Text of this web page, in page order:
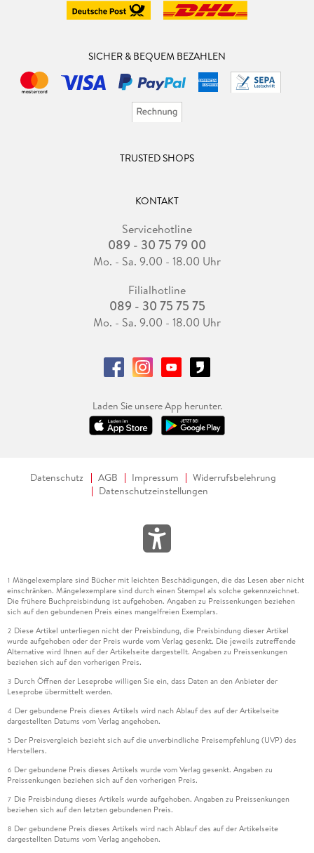
SICHER & BEQUEM BEZAHLEN
TRUSTED SHOPS
KONTAKT
Servicehotline
089 - 30 75 79 00
Mo. - Sa. 9.00 - 18.00 Uhr
Filialhotline
089 - 30 75 75 75
Mo. - Sa. 9.00 - 18.00 Uhr
Laden Sie unsere App herunter.
Datenschutz AGB Impressum
Widerrufsbelehrung
Datenschutzeinstellungen
1 Mängelexemplare sind Bücher mit leichten Beschädigungen, die das Lesen aber nicht
einschränken. Mängelexemplare sind durch einen Stempel als solche gekennzeichnet.
Die frühere Buchpreisbindung ist aufgehoben. Angaben zu Preissenkungen beziehen
sich auf den gebundenen Preis eines mangelfreien Exemplars.
2 Diese Artikel unterliegen nicht der Preisbindung, die Preisbindung dieser Artikel
wurde aufgehoben oder der Preis wurde vom Verlag gesenkt. Die jeweils zutreffende
Alternative wird Ihnen auf der Artikelseite dargestellt. Angaben zu Preissenkungen
beziehen sich auf den vorherigen Preis.
3 Durch Öffnen der Leseprobe willigen Sie ein, dass Daten an den Anbieter der
Leseprobe übermittelt werden.
4 Der gebundene Preis dieses Artikels wird nach Ablauf des auf der Artikelseite
dargestellten Datums vom Verlag angehoben.
5 Der Preisvergleich bezieht sich auf die unverbindliche Preisempfehlung (UVP) des
Herstellers.
6 Der gebundene Preis dieses Artikels wurde vom Verlag gesenkt. Angaben zu
Preissenkungen beziehen sich auf den vorherigen Preis.
7 Die Preisbindung dieses Artikels wurde aufgehoben. Angaben zu Preissenkungen
beziehen sich auf den letzten gebundenen Preis.
8 Der gebundene Preis dieses Artikels wird nach Ablauf des auf der Artikelseite
dargestellten Datums vom Verlag angehoben.